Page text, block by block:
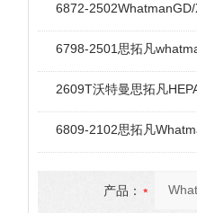
6872-
6798-2501思拓凡
2609T沃特曼思拓凡
6809-2102思拓凡
产品：